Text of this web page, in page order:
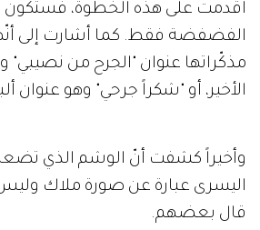
أقدمت على هذه الخطوة، فستكون
الفضفضة فقط. كما أشارت إلى
مذكّراتها عنوان "الجرح من نصيبي"
الأخير، أو "شكراً جرحي" وهو عنوان
وأخيراً كشفت أنّ الوشم الذي
اليسرى عبارة عن صورة ملاك وليس
قال بعضهم.